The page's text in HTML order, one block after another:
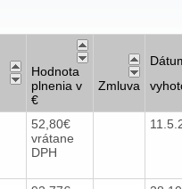
Hodnota
plnenia v
€
Zmluva
52,80€
vrátane
DPH